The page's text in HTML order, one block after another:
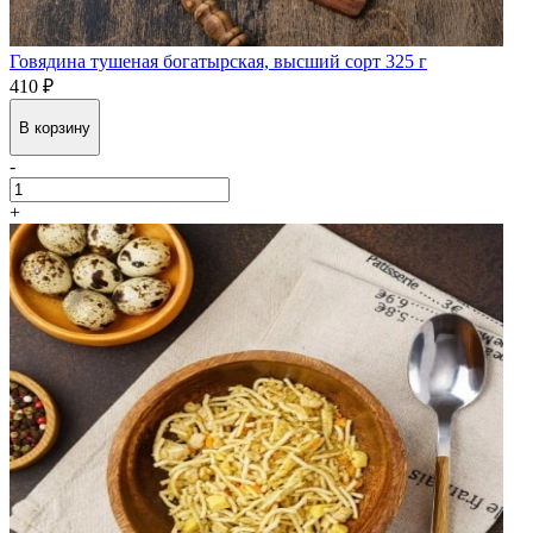
Говядина тушеная богатырская, высший сорт 325 г
410 ₽
В корзину
-
+